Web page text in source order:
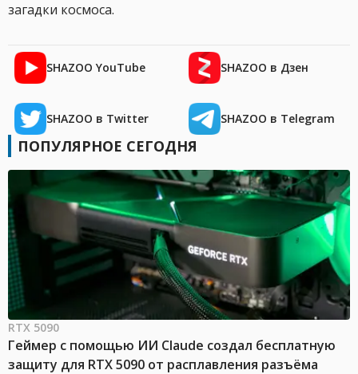
загадки космоса.
SHAZOO YouTube SHAZOO в Дзен
SHAZOO в Twitter SHAZOO в Telegram
ПОПУЛЯРНОЕ СЕГОДНЯ
RTX 5090
Геймер с помощью ИИ Claude создал бесплатную
защиту для RTX 5090 от расплавления разъёма